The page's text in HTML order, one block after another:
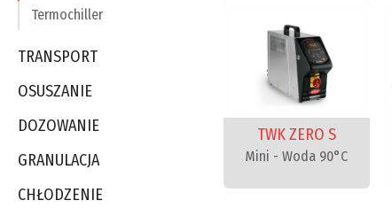
TWK ZERO S
Mini - Woda 90°C
Termochiller
TRANSPORT
OSUSZANIE
DOZOWANIE
GRANULACJA
CHŁODZENIE